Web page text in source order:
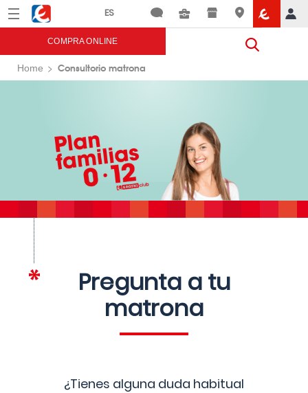
Menú Eroski
COMPRA ONLINE
Home Consultorio matrona
Pregunta a tu
matrona
¿Tienes alguna duda habitual